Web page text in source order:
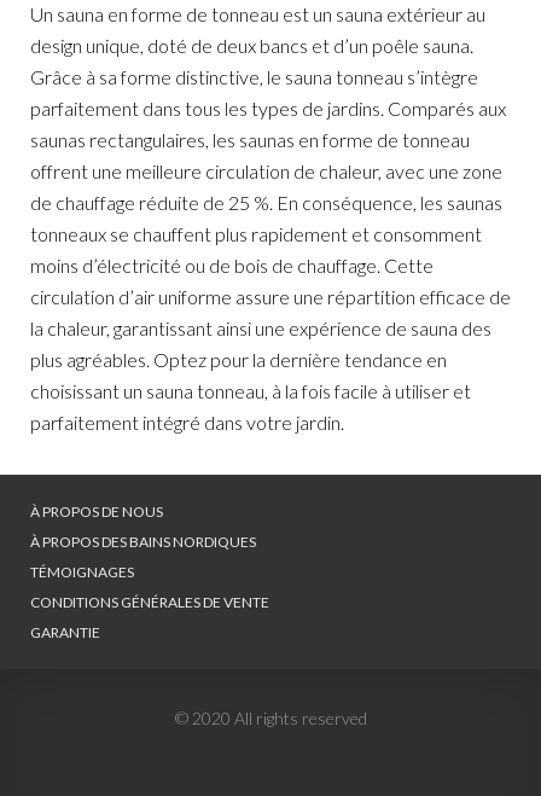
Un sauna en forme de tonneau est un sauna extérieur au
design unique, doté de deux bancs et d’un poêle sauna.
Grâce à sa forme distinctive, le sauna tonneau s’intègre
parfaitement dans tous les types de jardins. Comparés aux
saunas rectangulaires, les saunas en forme de tonneau
offrent une meilleure circulation de chaleur, avec une zone
de chauffage réduite de 25 %. En conséquence, les saunas
tonneaux se chauffent plus rapidement et consomment
moins d’électricité ou de bois de chauffage. Cette
circulation d’air uniforme assure une répartition efficace de
la chaleur, garantissant ainsi une expérience de sauna des
plus agréables. Optez pour la dernière tendance en
choisissant un sauna tonneau, à la fois facile à utiliser et
parfaitement intégré dans votre jardin.
À PROPOS DE NOUS
À PROPOS DES BAINS NORDIQUES
TÉMOIGNAGES
CONDITIONS GÉNÉRALES DE VENTE
GARANTIE
© 2020 All rights reserved